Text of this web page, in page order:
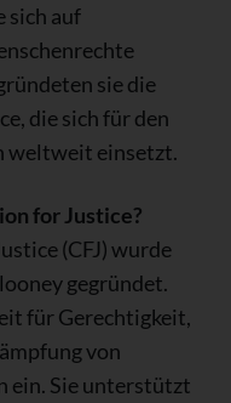
sich auf
sie die
die sich für den
weltweit einsetzt.
for Justice?
(CFJ) wurde
gegründet.
für Gerechtigkeit,
von
ein. Sie unterstützt